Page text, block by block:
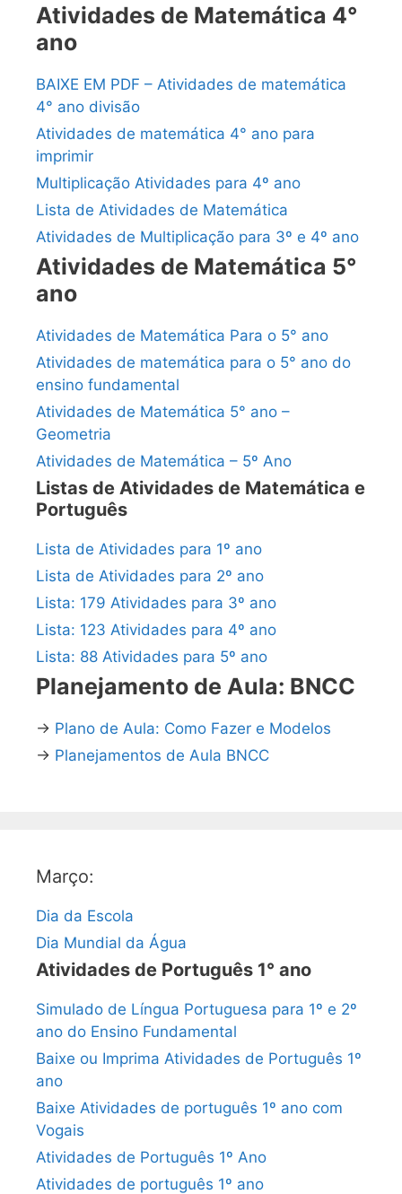
Atividades de Matemática 4°
ano
BAIXE EM PDF – Atividades de matemática
4° ano divisão
Atividades de matemática 4° ano para
imprimir
Multiplicação Atividades para 4º ano
Lista de Atividades de Matemática
Atividades de Multiplicação para 3º e 4º ano
Atividades de Matemática 5°
ano
Atividades de Matemática Para o 5° ano
Atividades de matemática para o 5° ano do
ensino fundamental
Atividades de Matemática 5° ano –
Geometria
Atividades de Matemática – 5º Ano
Listas de Atividades de Matemática e
Português
Lista de Atividades para 1º ano
Lista de Atividades para 2º ano
Lista: 179 Atividades para 3º ano
Lista: 123 Atividades para 4º ano
Lista: 88 Atividades para 5º ano
Planejamento de Aula: BNCC
→ Plano de Aula: Como Fazer e Modelos
→ Planejamentos de Aula BNCC
Março:
Dia da Escola
Dia Mundial da Água
Atividades de Português 1° ano
Simulado de Língua Portuguesa para 1º e 2º
ano do Ensino Fundamental
Baixe ou Imprima Atividades de Português 1º
ano
Baixe Atividades de português 1º ano com
Vogais
Atividades de Português 1º Ano
Atividades de português 1º ano